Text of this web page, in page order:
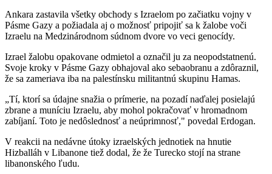
Ankara zastavila všetky obchody s Izraelom po začiatku vojny v
Pásme Gazy a požiadala aj o možnosť pripojiť sa k žalobe voči
Izraelu na Medzinárodnom súdnom dvore vo veci genocídy.
Izrael žalobu opakovane odmietol a označil ju za neopodstatnenú.
Svoje kroky v Pásme Gazy obhajoval ako sebaobranu a zdôraznil,
že sa zameriava iba na palestínsku militantnú skupinu Hamas.
„Tí, ktorí sa údajne snažia o prímerie, na pozadí naďalej posielajú
zbrane a muníciu Izraelu, aby mohol pokračovať v hromadnom
zabíjaní. Toto je nedôslednosť a neúprimnosť," povedal Erdogan.
V reakcii na nedávne útoky izraelských jednotiek na hnutie
Hizballáh v Libanone tiež dodal, že že Turecko stojí na strane
libanonského ľudu.